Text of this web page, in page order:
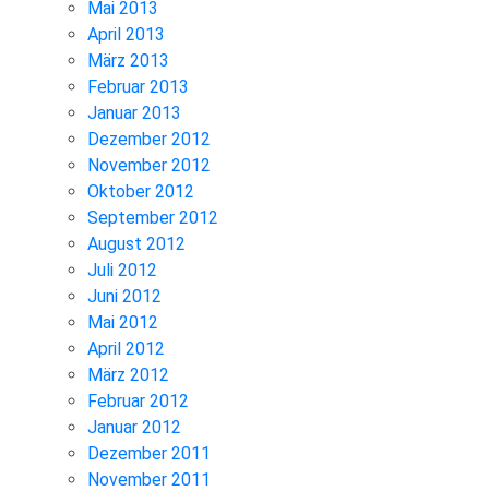
Mai 2013
April 2013
März 2013
Februar 2013
Januar 2013
Dezember 2012
November 2012
Oktober 2012
September 2012
August 2012
Juli 2012
Juni 2012
Mai 2012
April 2012
März 2012
Februar 2012
Januar 2012
Dezember 2011
November 2011